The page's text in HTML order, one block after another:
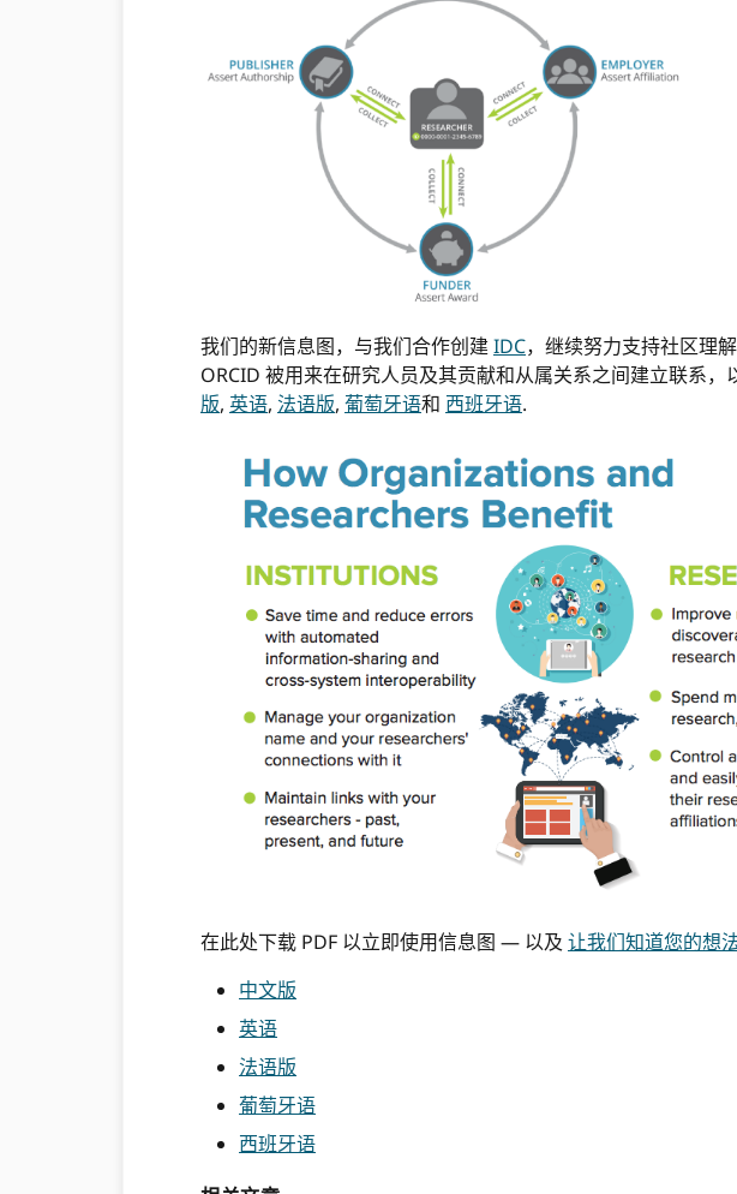
我们的新信息图，与我们合作创建IDC，继续努力支持社区理
ORCID 被用来在研究人员及其贡献和从属关系之间建立联系
版, 英语, 法语版, 葡萄牙语和 西班牙语.
在此处下载 PDF 以立即使用信息图 — 以及 让我们知道您的想
中文版
英语
法语版
葡萄牙语
西班牙语